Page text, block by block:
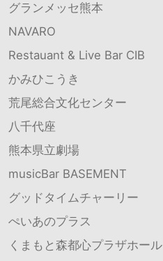
グランメッセ熊本
NAVARO
Restauant & Live Bar CIB
かみひこうき
荒尾総合文化センター
八千代座
熊本県立劇場
musicBar BASEMENT
グッドタイムチャーリー
ぺいあのプラス
くまもと森都心プラザホール